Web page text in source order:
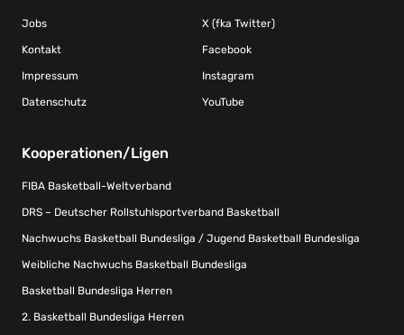
Jobs
Kontakt
Impressum
Datenschutz
X (fka Twitter)
Facebook
Instagram
YouTube
Kooperationen/Ligen
FIBA Basketball-Weltverband
DRS – Deutscher Rollstuhlsportverband Basketball
Nachwuchs Basketball Bundesliga / Jugend Basketball Bundesliga
Weibliche Nachwuchs Basketball Bundesliga
Basketball Bundesliga Herren
2. Basketball Bundesliga Herren